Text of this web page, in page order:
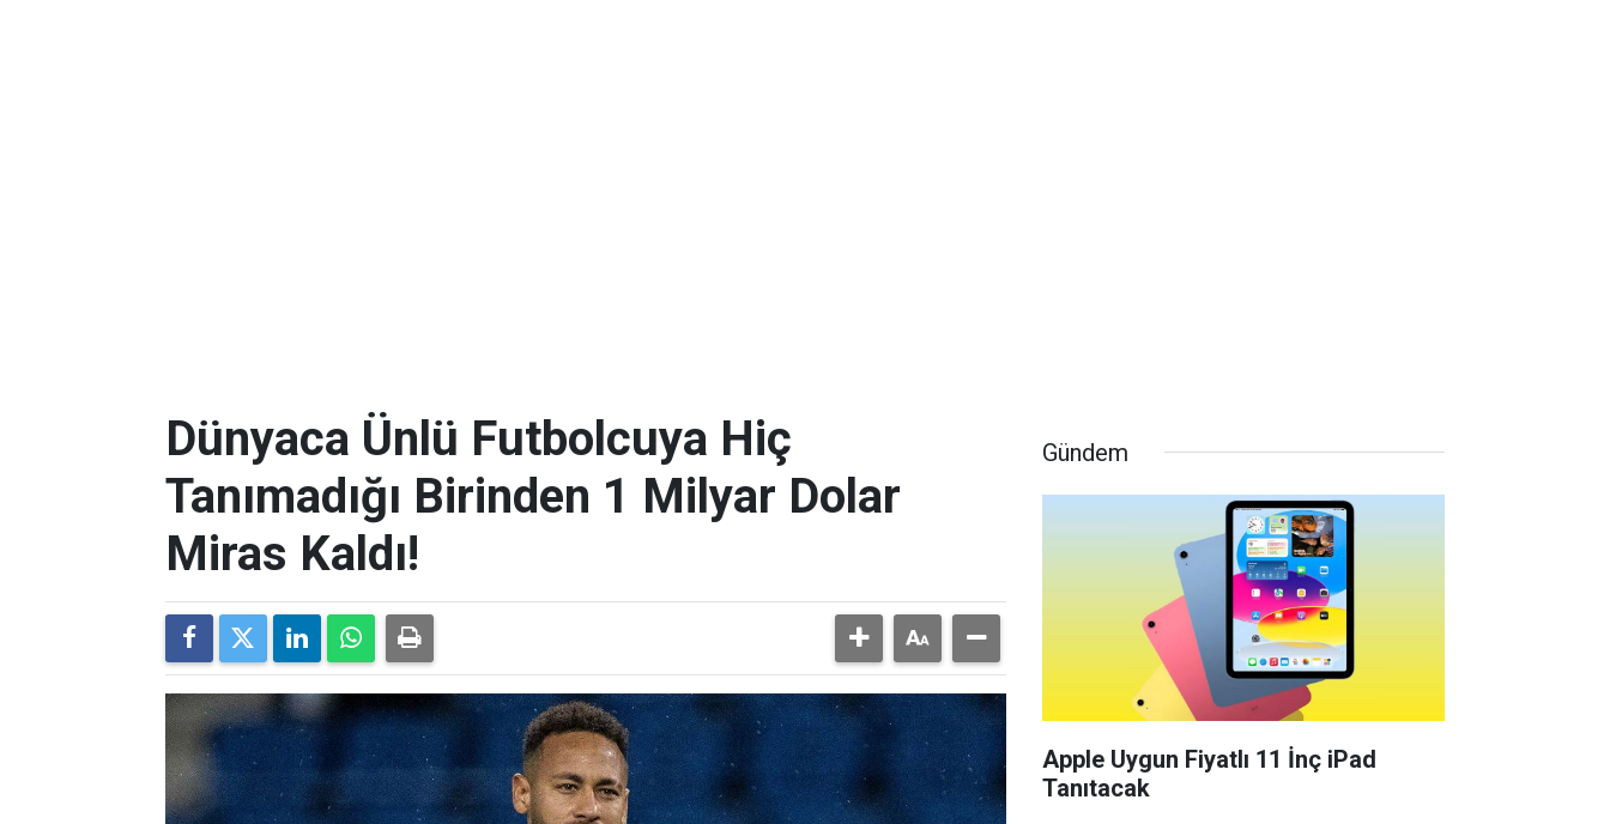
Dünyaca Ünlü Futbolcuya Hiç
Tanımadığı Birinden 1 Milyar Dolar
Miras Kaldı!
Gündem
Apple Uygun Fiyatlı 11 İnç iPad
Tanıtacak